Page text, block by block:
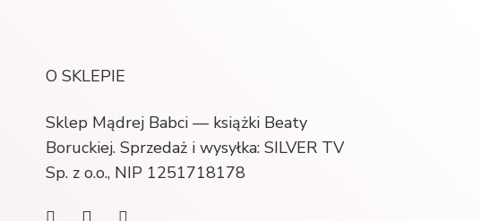
O SKLEPIE
Sklep Mądrej Babci — książki Beaty
Boruckiej. Sprzedaż i wysyłka: SILVER TV
Sp. z o.o., NIP 1251718178